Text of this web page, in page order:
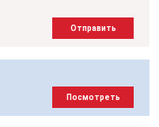
Отправить
Посмотреть